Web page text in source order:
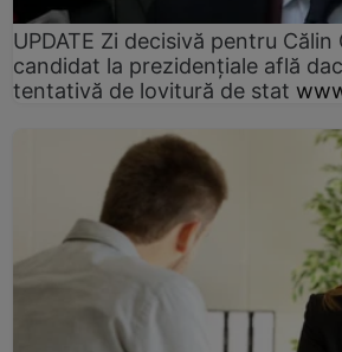
UPDATE Zi decisivă pentru
candidat la prezidențiale află
tentativă de lovitură de stat